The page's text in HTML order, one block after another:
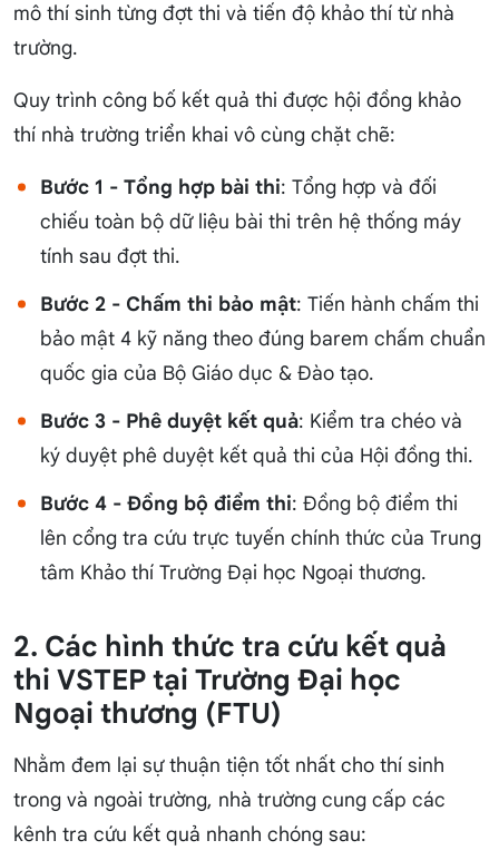
mô thí sinh từng đợt thi và tiến độ khảo thí từ nhà
trường.
Quy trình công bố kết quả thi được hội đồng khảo
thí nhà trường triển khai vô cùng chặt chẽ:
Bước 1 - Tổng hợp bài thi: Tổng hợp và đối
chiếu toàn bộ dữ liệu bài thi trên hệ thống máy
tính sau đợt thi.
Bước 2 - Chấm thi bảo mật: Tiến hành chấm thi
bảo mật 4 kỹ năng theo đúng barem chấm chuẩn
quốc gia của Bộ Giáo dục & Đào tạo.
Bước 3 - Phê duyệt kết quả: Kiểm tra chéo và
ký duyệt phê duyệt kết quả thi của Hội đồng thi.
Bước 4 - Đồng bộ điểm thi: Đồng bộ điểm thi
lên cổng tra cứu trực tuyến chính thức của Trung
tâm Khảo thí Trường Đại học Ngoại thương.
2. Các hình thức tra cứu kết quả
thi VSTEP tại Trường Đại học
Ngoại thương (FTU)
Nhằm đem lại sự thuận tiện tốt nhất cho thí sinh
trong và ngoài trường, nhà trường cung cấp các
kênh tra cứu kết quả nhanh chóng sau: